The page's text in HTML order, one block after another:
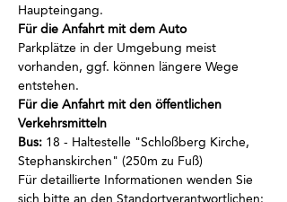
Haupteingang.
Für die Anfahrt mit dem Auto
Parkplätze in der Umgebung meist
vorhanden, ggf. können längere Wege
entstehen.
Für die Anfahrt mit den öffentlichen
Verkehrsmitteln
Bus: 18 - Haltestelle "Schloßberg Kirche,
Stephanskirchen" (250m zu Fuß)
Für detaillierte Informationen wenden Sie
sich bitte an den Standortverantwortlichen: